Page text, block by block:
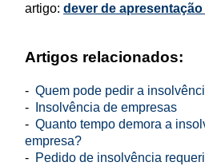
artigo: dever de
Artigos relacionados:
- Quem pode pedir a
-
Insolvência de empresas
- Quanto tempo demora a
empresa?
- Pedido de insolvência